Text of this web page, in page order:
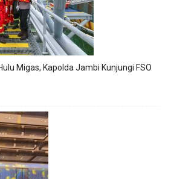
Migas, Kapolda Jambi Kunjungi FSO